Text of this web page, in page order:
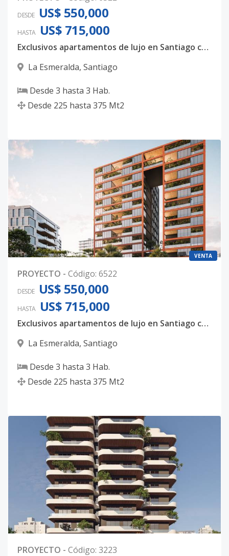
DESDE US$ 550,000
HASTA US$ 715,000
Exclusivos apartamentos de lujo en Santiago con diseño contemporáneo y amenidades premium
La Esmeralda, Santiago
Desde 3 hasta 3 Hab.
Desde 225 hasta 375 Mt2
VENTA
PROYECTO - Código: 6522
DESDE US$ 550,000
HASTA US$ 715,000
Exclusivos apartamentos de lujo en Santiago con diseño contemporáneo y amenidades premium
La Esmeralda, Santiago
Desde 3 hasta 3 Hab.
Desde 225 hasta 375 Mt2
PROYECTO - Código: 3223